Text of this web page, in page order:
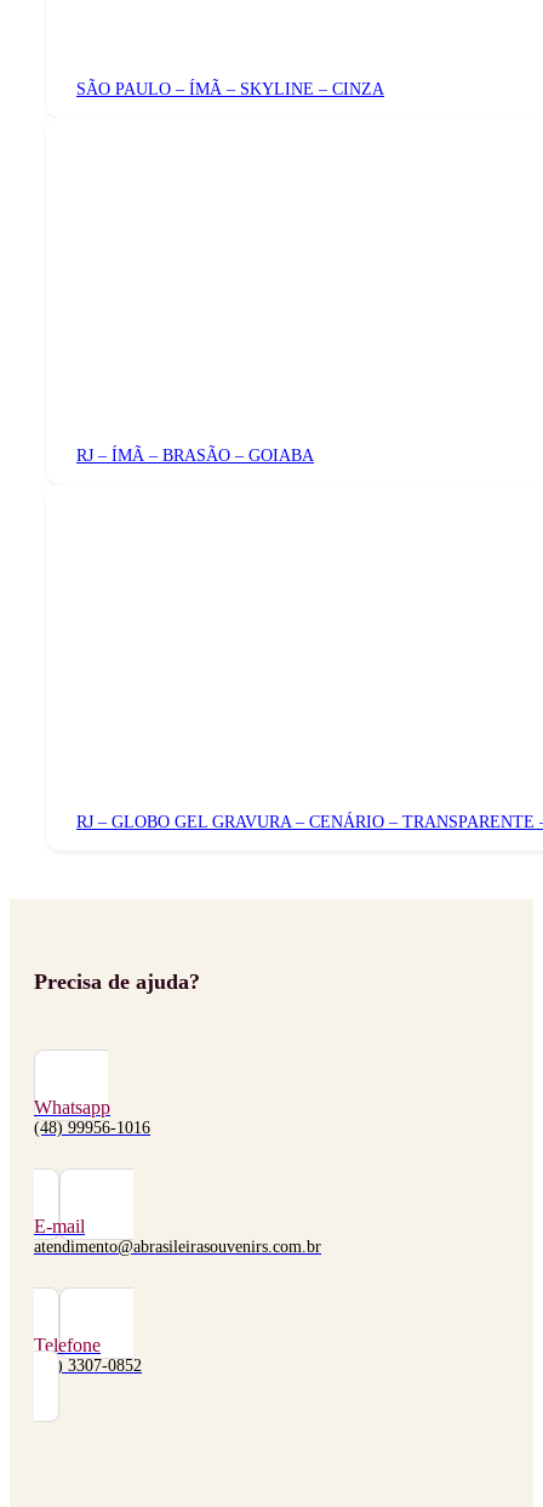
SÃO PAULO – ÍMÃ – SKYLINE – CINZA
RJ – ÍMÃ – BRASÃO – GOIABA
RJ – GLOBO GEL GRAVURA – CENÁRIO – TRANSPARENTE
Precisa de ajuda?
Whatsapp
(48) 99956-1016
E-mail
atendimento@abrasileirasouvenirs.com.br
Telefone
(48) 3307-0852